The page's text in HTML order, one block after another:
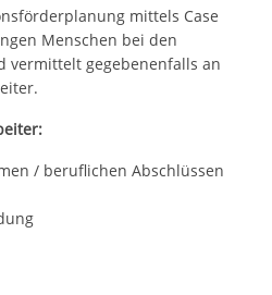
mittels Case
Menschen bei den
vermittelt gegebenenfalls an
/ beruflichen Abschlüssen